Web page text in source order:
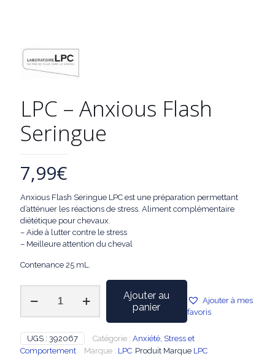
LPC – Anxious Flash
Seringue
7,99€
Anxious Flash Seringue LPC est une préparation permettant
d’atténuer les réactions de stress. Aliment complémentaire
diététique pour chevaux.
– Aide à lutter contre le stress
– Meilleure attention du cheval
Contenance 25 mL.
Anxious
Flash
Ajouter au
panier
Ajouter à mes
favoris
UGS : 392067 Catégorie : Anxiété, Stress et
Comportement
Marque : LPC Produit Marque LPC